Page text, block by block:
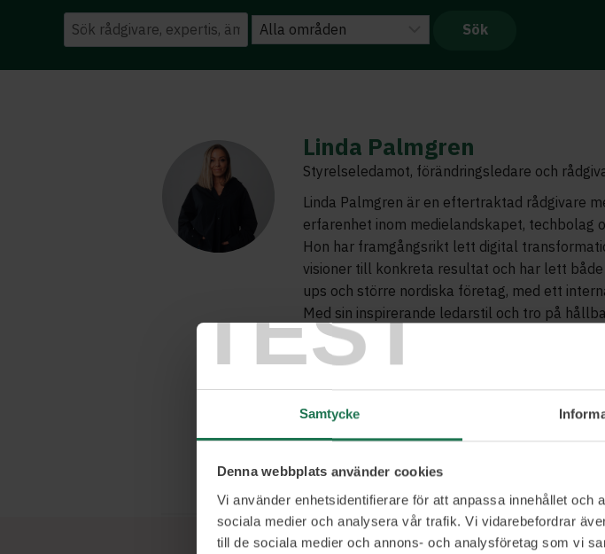
TEST
Samtycke
Denna webbplats använder cookies
Vi använder enhetsidentifierare för att anpassa innehållet och
sociala medier och analysera vår trafik. Vi vidarebefordrar
till de sociala medier och annons- och analysföretag som vi
Linda Palmgren
Styrelseledamot, förändringsledare och
Linda Palmgren är en eftertraktad rådgivare
erfarenhet inom medielandskapet, techbolag
Hon har framgångsrikt lett digital
visioner till konkreta resultat och har lett
ups och större nordiska företag, med ett
Med sin inspirerande ledarstil och tro på
genuint ledarskap, utmärker hon sig. Hon har
kunskaper genom en utbildning vid MIT om
påverkan. Lindas engagemang för att förena
potential gör henne till en värdefull resurs
förändringsledning som får effekt.